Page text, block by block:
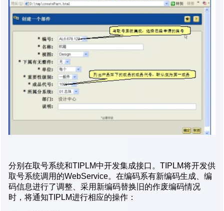
分别在取号系统和TIPLM中开发集成接口。TIPLM将开发供
取号系统调用的WebService。在编码系有新编码生成、编
码信息进行了调整、采用新编码替换旧的作废编码情况
时，将通知TIPLM进行相应的操作：